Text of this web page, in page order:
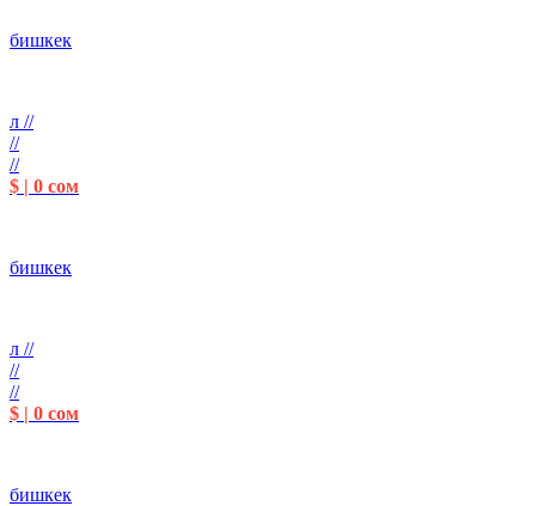
бишкек
л //
//
//
$ | 0 сом
бишкек
л //
//
//
$ | 0 сом
бишкек